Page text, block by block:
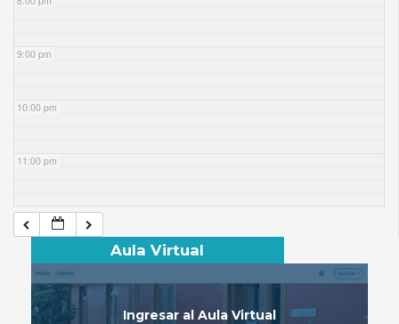
9:00 pm
10:00 pm
11:00 pm
Aula Virtual
Ingresar al Aula Virtual